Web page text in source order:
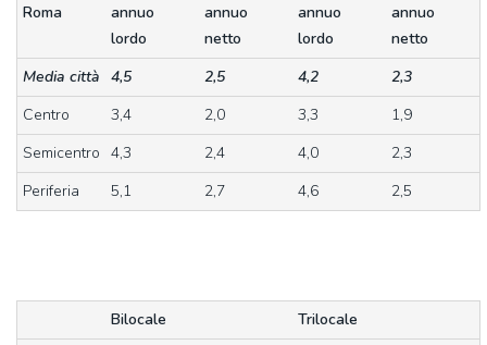
Roma
annuo
lordo
annuo
netto
annuo
lordo
annuo
netto
Media città 4,5 2,5 4,2
2,3
Centro
3,4 2,0 3,3
1,9
Semicentro 4,3 2,4 4,0
2,3
Periferia
5,1 2,7 4,6 2,5
Bilocale Trilocale